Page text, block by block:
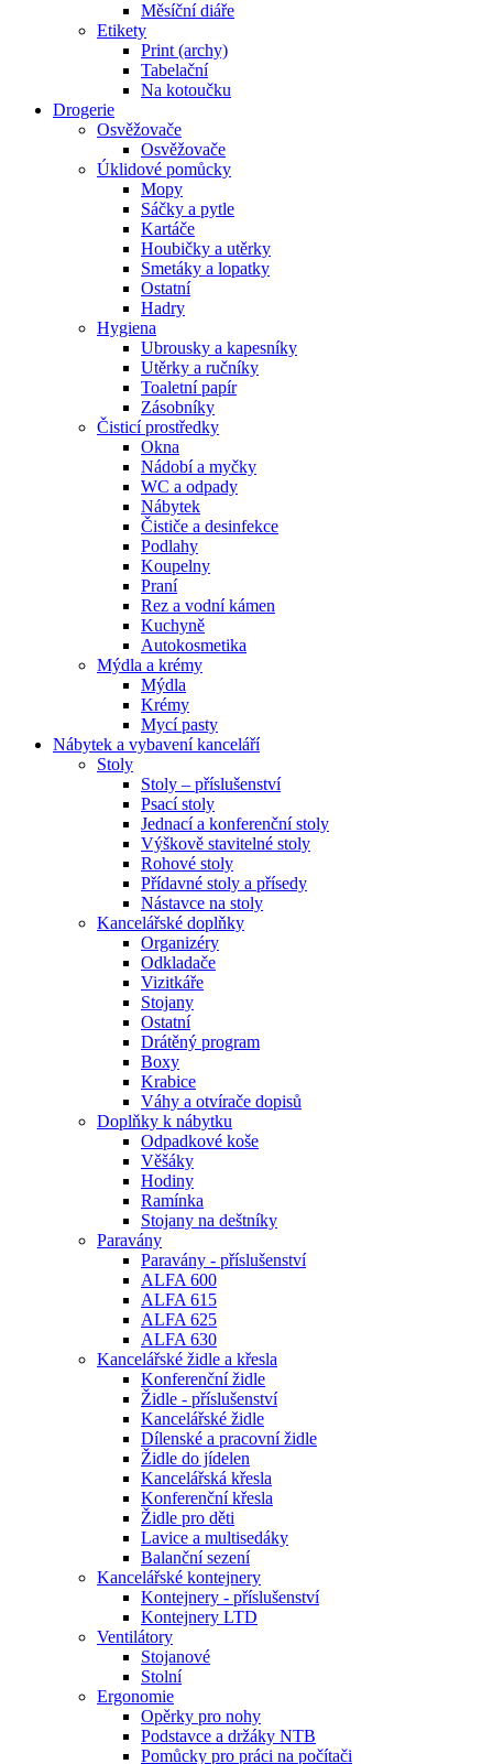
Měsíční diáře
Etikety
Print (archy)
Tabelační
Na kotoučku
Drogerie
Osvěžovače
Osvěžovače
Úklidové pomůcky
Mopy
Sáčky a pytle
Kartáče
Houbičky a utěrky
Smetáky a lopatky
Ostatní
Hadry
Hygiena
Ubrousky a kapesníky
Utěrky a ručníky
Toaletní papír
Zásobníky
Čisticí prostředky
Okna
Nádobí a myčky
WC a odpady
Nábytek
Čističe a desinfekce
Podlahy
Koupelny
Praní
Rez a vodní kámen
Kuchyně
Autokosmetika
Mýdla a krémy
Mýdla
Krémy
Mycí pasty
Nábytek a vybavení kanceláří
Stoly
Stoly – příslušenství
Psací stoly
Jednací a konferenční stoly
Výškově stavitelné stoly
Rohové stoly
Přídavné stoly a přísedy
Nástavce na stoly
Kancelářské doplňky
Organizéry
Odkladače
Vizitkáře
Stojany
Ostatní
Drátěný program
Boxy
Krabice
Váhy a otvírače dopisů
Doplňky k nábytku
Odpadkové koše
Věšáky
Hodiny
Ramínka
Stojany na deštníky
Paravány
Paravány - příslušenství
ALFA 600
ALFA 615
ALFA 625
ALFA 630
Kancelářské židle a křesla
Konferenční židle
Židle - příslušenství
Kancelářské židle
Dílenské a pracovní židle
Židle do jídelen
Kancelářská křesla
Konferenční křesla
Židle pro děti
Lavice a multisedáky
Balanční sezení
Kancelářské kontejnery
Kontejnery - příslušenství
Kontejnery LTD
Ventilátory
Stojanové
Stolní
Ergonomie
Opěrky pro nohy
Podstavce a držáky NTB
Pomůcky pro práci na počítači